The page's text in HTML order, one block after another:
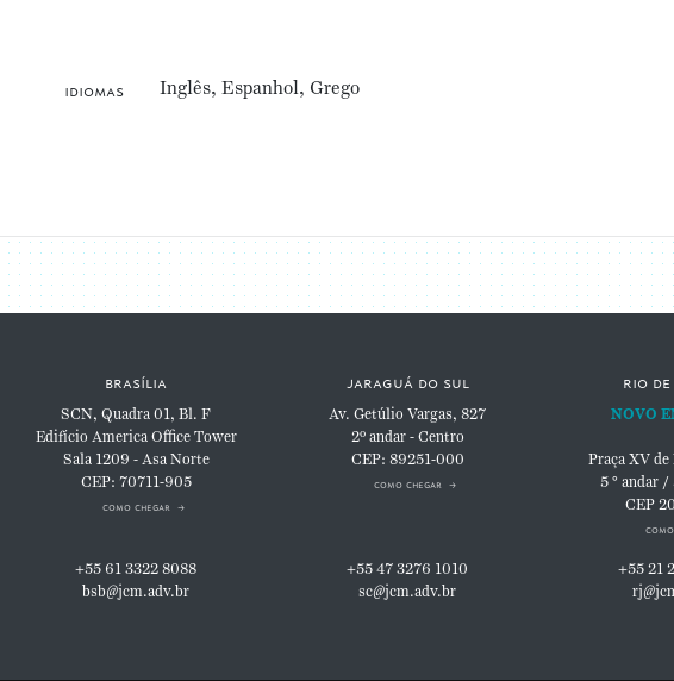
idiomas Inglês, Espanhol, Grego
brasília
SCN, Quadra 01, Bl. F
Edifício America Office Tower
Sala 1209 - Asa Norte
CEP: 70711-905
como chegar
+55 61 3322 8088
bsb@jcm.adv.br
jaraguá do sul
Av. Getúlio Vargas, 827
2º andar - Centro
CEP: 89251-000
como chegar
+55 47 3276 1010
sc@jcm.adv.br
rio
NOVO
Praça XV
5 ° andar
CEP
+55 21